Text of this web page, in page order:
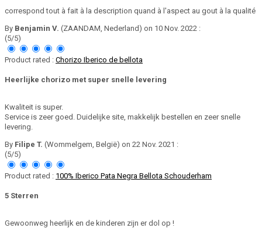
correspond tout à fait à la description quand à l'aspect au gout à la qualité
By Benjamin V. (ZAANDAM, Nederland) on 10 Nov. 2022 :
(5/5)
Product rated : Chorizo Iberico de bellota
Heerlijke chorizo met super snelle levering
Kwaliteit is super.
Service is zeer goed. Duidelijke site, makkelijk bestellen en zeer snelle
levering.
By Filipe T. (Wommelgem, België) on 22 Nov. 2021 :
(5/5)
Product rated : 100% Iberico Pata Negra Bellota Schouderham
5 Sterren
Gewoonweg heerlijk en de kinderen zijn er dol op !